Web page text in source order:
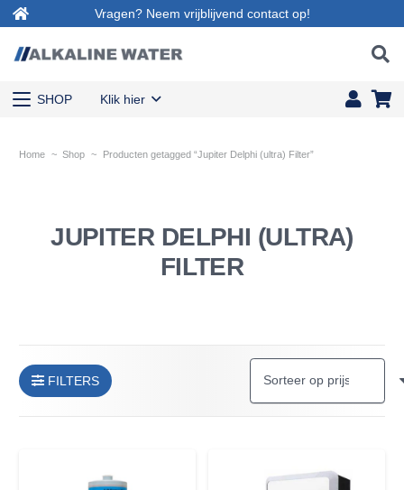
Vragen? Neem vrijblijvend contact op!
SHOP Klik hier
Home ~ Shop ~ Producten getagged “Jupiter Delphi (ultra) Filter”
JUPITER DELPHI (ULTRA)
FILTER
FILTERS